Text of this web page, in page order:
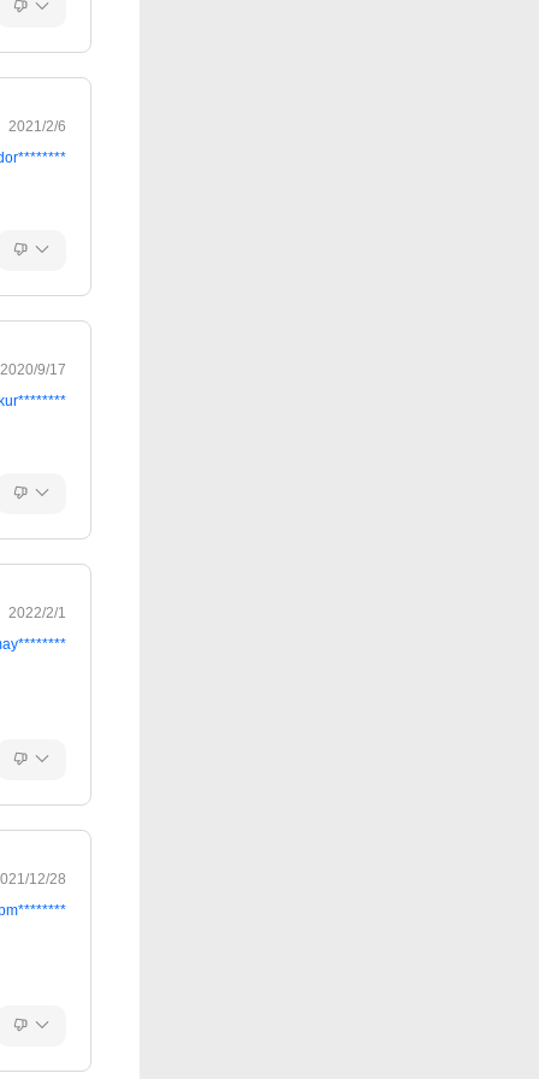
2021/2/6
2020/9/17
kur********
2022/2/1
12/28